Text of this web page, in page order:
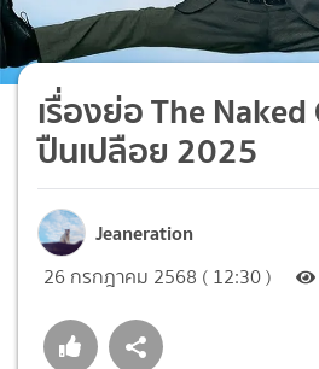
เรื่องย่อ The
ปืนเปลือย 2025
Jeaneration
26 กรกฎาคม 2568 ( 12:30 )